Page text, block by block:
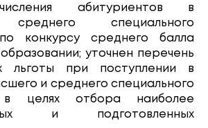
абитуриентов в
среднего специального
конкурсу среднего балла
уточнен перечень
льготы при поступлении в
и среднего специального
в целях отбора наиболее
и подготовленных